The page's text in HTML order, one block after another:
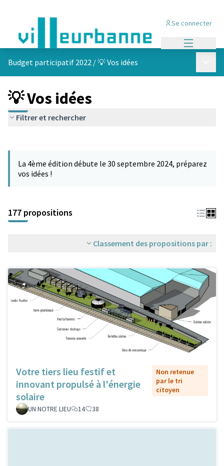
Se connecter
Budget participatif 2022 /💡 Vos idées
💡 Vos idées
Filtrer et rechercher
−
La 4ème édition débute le 30 septembre 2024, préparez
vos idées !
177 propositions
Classement des propositions par :
Votre tiers lieu festif et
innovant propulsé à l'énergie
solaire
Non retenue
par le tri
citoyen
UN NOTRE LIEU 14 38